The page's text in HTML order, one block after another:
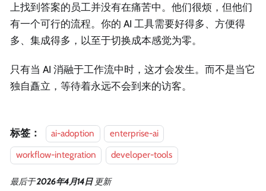
上找到答案的员工并没有在痛苦中。他们很烦，但他们
有一个可行的流程。你的 AI 工具需要好得多、方便得
多、集成得多，以至于切换成本感觉为零。
只有当 AI 消融于工作流中时，这才会发生。而不是当它
独自矗立，等待着永远不会到来的访客。
标签： ai-adoption
enterprise-ai
workflow-integration
developer-tools
最后于2026年4月14日 更新